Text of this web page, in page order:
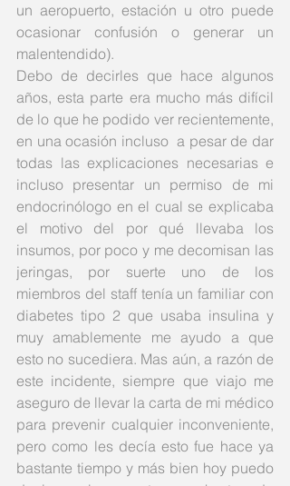
un aeropuerto, estación u otro puede
ocasionar confusión o generar un
malentendido).
Debo de decirles que hace algunos
años, esta parte era mucho más difícil
de lo que he podido ver recientemente,
en una ocasión incluso  a pesar de dar
todas las explicaciones necesarias e
incluso presentar un permiso de mi
endocrinólogo en el cual se explicaba
el motivo del por qué llevaba los
insumos, por poco y me decomisan las
jeringas, por suerte uno de los
miembros del staff tenía un familiar con
diabetes tipo 2 que usaba insulina y
muy amablemente me ayudo a que
esto no sucediera. Mas aún, a razón de
este incidente, siempre que viajo me
aseguro de llevar la carta de mi médico
para prevenir cualquier inconveniente,
pero como les decía esto fue hace ya
bastante tiempo y más bien hoy puedo